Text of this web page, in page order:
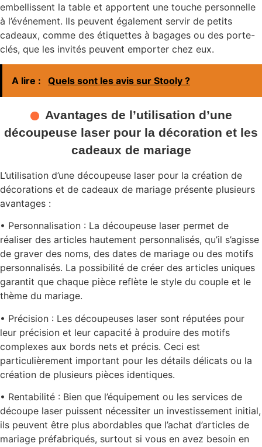
embellissent la table et apportent une touche personnelle
à l’événement. Ils peuvent également servir de petits
cadeaux, comme des étiquettes à bagages ou des porte-
clés, que les invités peuvent emporter chez eux.
A lire : Quels sont les avis sur Stooly ?
Avantages de l’utilisation d’une
découpeuse laser pour la décoration et les
cadeaux de mariage
L’utilisation d’une découpeuse laser pour la création de
décorations et de cadeaux de mariage présente plusieurs
avantages :
• Personnalisation : La découpeuse laser permet de
réaliser des articles hautement personnalisés, qu’il s’agisse
de graver des noms, des dates de mariage ou des motifs
personnalisés. La possibilité de créer des articles uniques
garantit que chaque pièce reflète le style du couple et le
thème du mariage.
• Précision : Les découpeuses laser sont réputées pour
leur précision et leur capacité à produire des motifs
complexes aux bords nets et précis. Ceci est
particulièrement important pour les détails délicats ou la
création de plusieurs pièces identiques.
• Rentabilité : Bien que l’équipement ou les services de
découpe laser puissent nécessiter un investissement initial,
ils peuvent être plus abordables que l’achat d’articles de
mariage préfabriqués, surtout si vous en avez besoin en